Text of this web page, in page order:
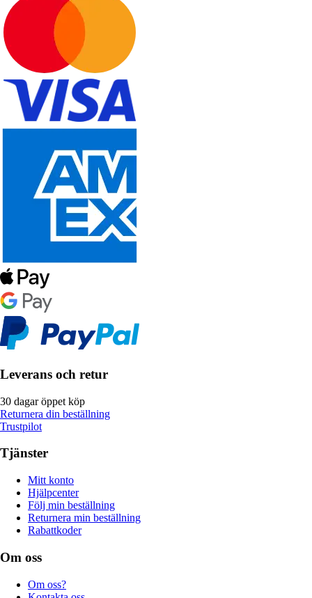
Leverans och retur
30 dagar öppet köp
Returnera din beställning
Trustpilot
Tjänster
Mitt konto
Hjälpcenter
Följ min beställning
Returnera min beställning
Rabattkoder
Om oss
Om oss?